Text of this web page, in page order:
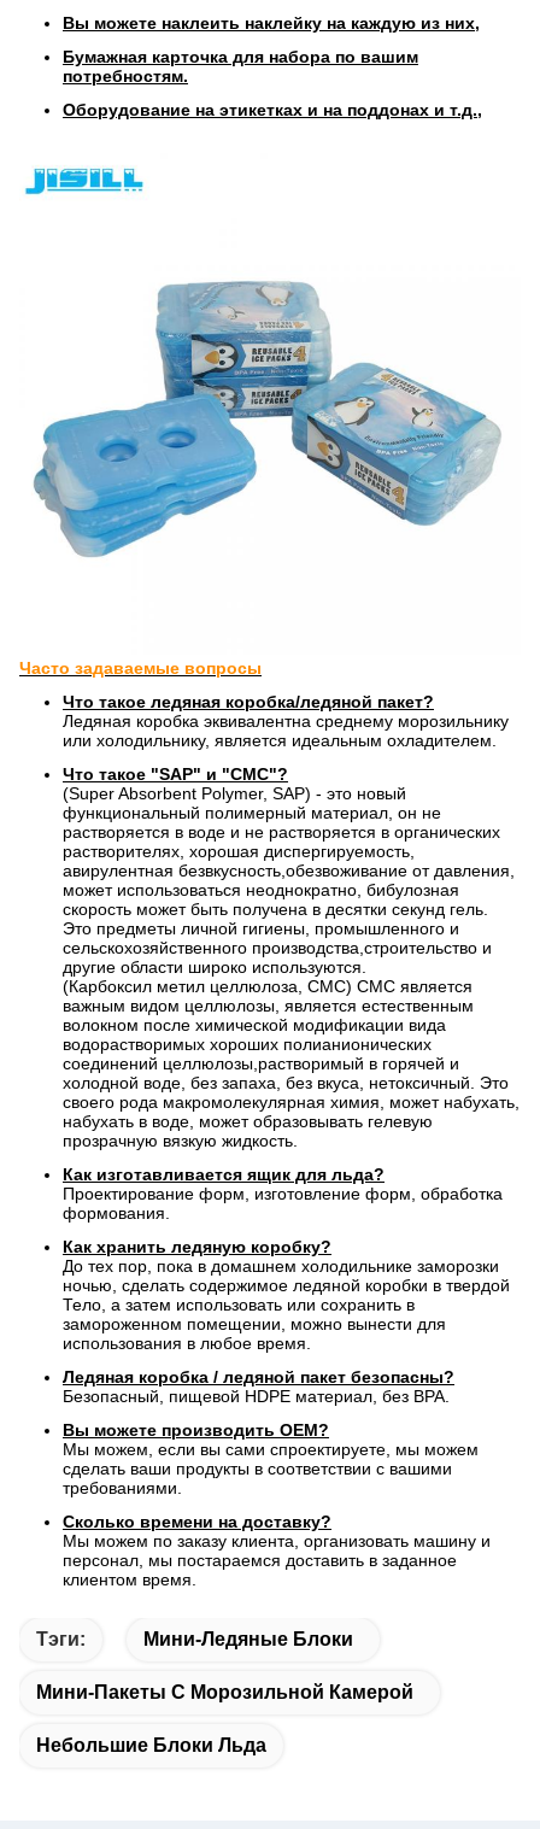
Вы можете наклеить наклейку на каждую из них,
Бумажная карточка для набора по вашим
потребностям.
Оборудование на этикетках и на поддонах и т.д.,
Часто задаваемые вопросы
Что такое ледяная коробка/ледяной пакет?
Ледяная коробка эквивалентна среднему морозильнику
или холодильнику, является идеальным охладителем.
Что такое "SAP" и "CMC"?
(Super Absorbent Polymer, SAP) - это новый
функциональный полимерный материал, он не
растворяется в воде и не растворяется в органических
растворителях, хорошая диспергируемость,
авирулентная безвкусность,обезвоживание от давления,
может использоваться неоднократно, бибулозная
скорость может быть получена в десятки секунд гель.
Это предметы личной гигиены, промышленного и
сельскохозяйственного производства,строительство и
другие области широко используются.
(Карбоксил метил целлюлоза, CMC) CMC является
важным видом целлюлозы, является естественным
волокном после химической модификации вида
водорастворимых хороших полианионических
соединений целлюлозы,растворимый в горячей и
холодной воде, без запаха, без вкуса, нетоксичный. Это
своего рода макромолекулярная химия, может набухать,
набухать в воде, может образовывать гелевую
прозрачную вязкую жидкость.
Как изготавливается ящик для льда?
Проектирование форм, изготовление форм, обработка
формования.
Как хранить ледяную коробку?
До тех пор, пока в домашнем холодильнике заморозки
ночью, сделать содержимое ледяной коробки в твердой
Тело, а затем использовать или сохранить в
замороженном помещении, можно вынести для
использования в любое время.
Ледяная коробка / ледяной пакет безопасны?
Безопасный, пищевой HDPE материал, без BPA.
Вы можете производить OEM?
Мы можем, если вы сами спроектируете, мы можем
сделать ваши продукты в соответствии с вашими
требованиями.
Сколько времени на доставку?
Мы можем по заказу клиента, организовать машину и
персонал, мы постараемся доставить в заданное
клиентом время.
Тэги: Мини-Ледяные Блоки
Мини-Пакеты С Морозильной Камерой
Небольшие Блоки Льда